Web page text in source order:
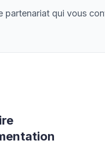
partenariat qui vous